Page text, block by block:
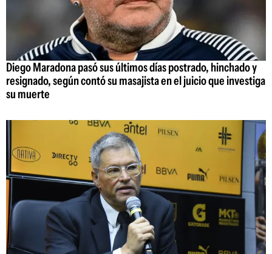
Diego Maradona pasó sus últimos días postrado, hinchado y
resignado, según contó su masajista en el juicio que investiga
su muerte